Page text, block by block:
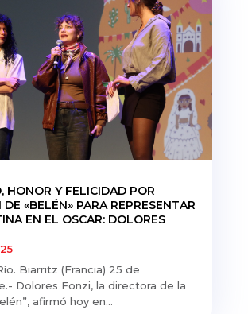
HONOR Y FELICIDAD POR
DE «BELÉN» PARA REPRESENTAR
EN EL OSCAR: DOLORES
Biarritz (Francia) 25 de
Dolores Fonzi, la directora de la
afirmó hoy en...